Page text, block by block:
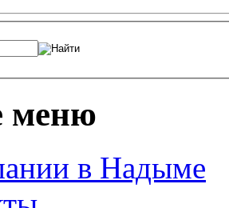
меню
в Надыме